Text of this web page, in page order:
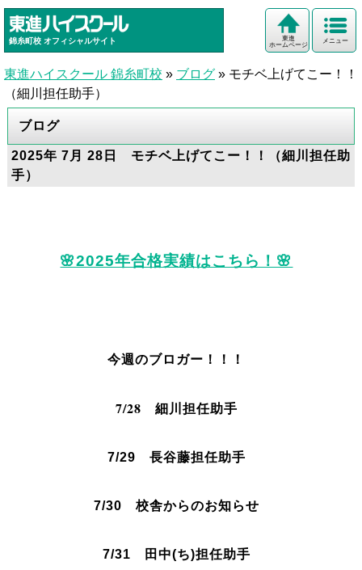
錦糸町校 オフィシャルサイト メニュー
東進
ホームページ
東進ハイスクール 錦糸町校 » ブログ » モチベ上げてこー！！
（細川担任助手）
ブログ
2025年 7月 28日 モチベ上げてこー！！（細川担任助
手）
🌸2025年合格実績はこちら！🌸
今週のブロガー！！！
7/28 細川担任助手
7/29 長谷藤担任助手
7/30 校舎からのお知らせ
7/31 田中(ち)担任助手